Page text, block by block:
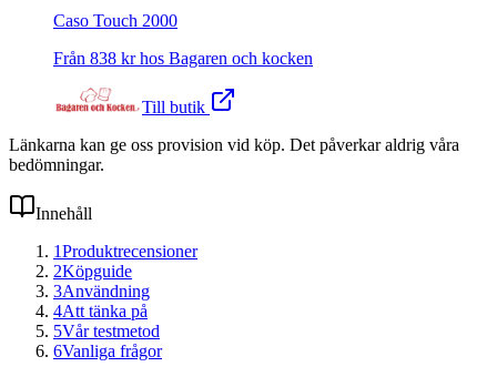
Caso Touch 2000
Från 838 kr hos Bagaren och kocken
Till butik
Länkarna kan ge oss provision vid köp. Det påverkar aldrig våra
bedömningar.
Innehåll
1Produktrecensioner
2Köpguide
3Användning
4Att tänka på
5Vår testmetod
6Vanliga frågor